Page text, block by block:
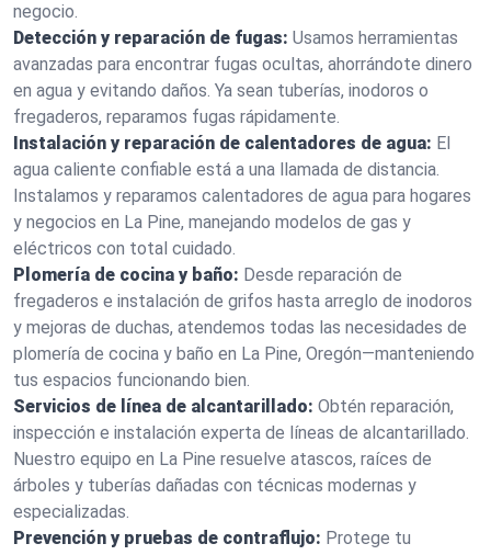
negocio.
Detección y reparación de fugas: Usamos herramientas
avanzadas para encontrar fugas ocultas, ahorrándote dinero
en agua y evitando daños. Ya sean tuberías, inodoros o
fregaderos, reparamos fugas rápidamente.
Instalación y reparación de calentadores de agua: El
agua caliente confiable está a una llamada de distancia.
Instalamos y reparamos calentadores de agua para hogares
y negocios en La Pine, manejando modelos de gas y
eléctricos con total cuidado.
Plomería de cocina y baño: Desde reparación de
fregaderos e instalación de grifos hasta arreglo de inodoros
y mejoras de duchas, atendemos todas las necesidades de
plomería de cocina y baño en La Pine, Oregón—manteniendo
tus espacios funcionando bien.
Servicios de línea de alcantarillado: Obtén reparación,
inspección e instalación experta de líneas de alcantarillado.
Nuestro equipo en La Pine resuelve atascos, raíces de
árboles y tuberías dañadas con técnicas modernas y
especializadas.
Prevención y pruebas de contraflujo: Protege tu